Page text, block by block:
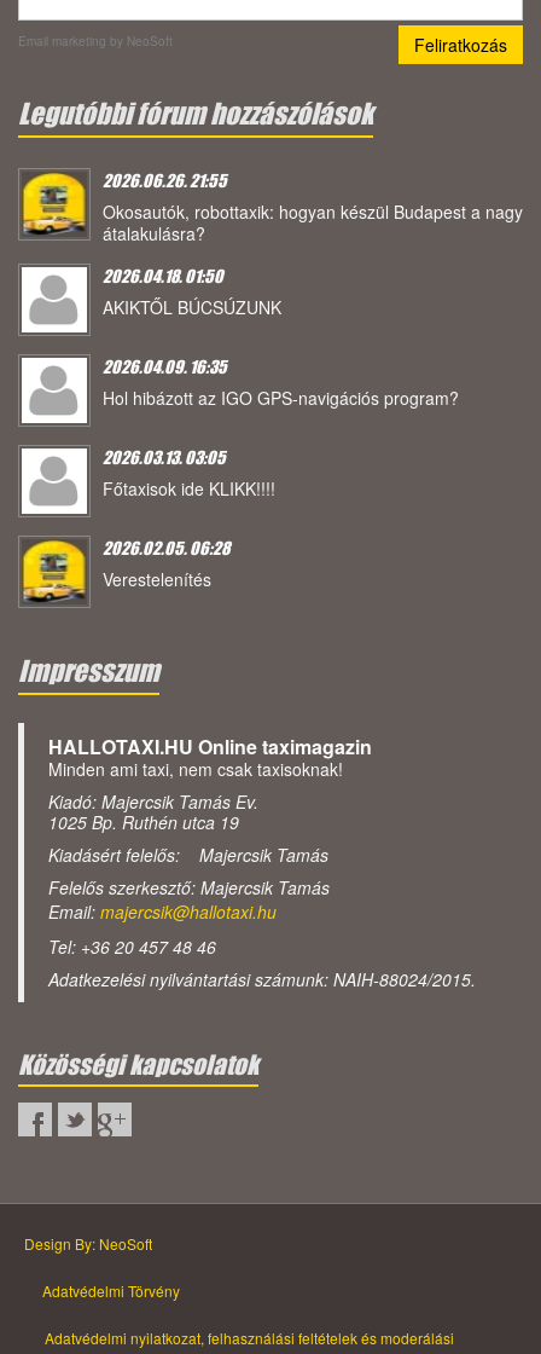
Email marketing by NeoSoft
Legutóbbi fórum hozzászólások
2026.06.26. 21:55
Okosautók, robottaxik: hogyan készül Budapest a nagy
átalakulásra?
2026.04.18. 01:50
AKIKTŐL BÚCSÚZUNK
2026.04.09. 16:35
Hol hibázott az IGO GPS-navigációs program?
2026.03.13. 03:05
Főtaxisok ide KLIKK!!!!
2026.02.05. 06:28
Verestelenítés
Impresszum
HALLOTAXI.HU Online taximagazin
Minden ami taxi, nem csak taxisoknak!
Kiadó: Majercsik Tamás Ev.
1025 Bp. Ruthén utca 19
Kiadásért felelős: Majercsik Tamás
Felelős szerkesztő: Majercsik Tamás
Email: majercsik@hallotaxi.hu
Tel: +36 20 457 48 46
Adatkezelési nyilvántartási számunk: NAIH-88024/2015.
Közösségi kapcsolatok
Design By: NeoSoft
Adatvédelmi Törvény
Adatvédelmi nyilatkozat, felhasználási feltételek és moderálási